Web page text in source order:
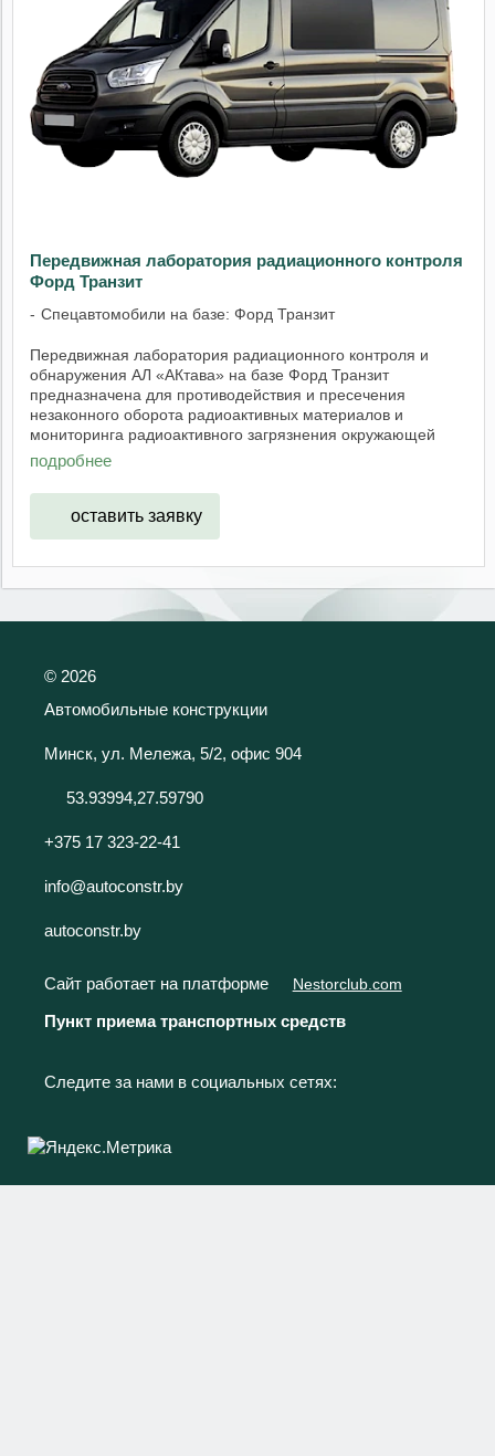
Передвижная лаборатория радиационного контроля
Форд Транзит
Спецавтомобили на базе: Форд Транзит
Передвижная лаборатория радиационного контроля и
обнаружения АЛ «АКтава» на базе Форд Транзит
предназначена для противодействия и пресечения
незаконного оборота радиоактивных материалов и
мониторинга радиоактивного загрязнения окружающей
среды, для ...
подробнее
оставить заявку
© 2026
Автомобильные конструкции
Минск, ул. Мележа, 5/2, офис 904
53.93994,27.59790
+375 17 323-22-41
info@autoconstr.by
autoconstr.by
Сайт работает на платформе Nestorclub.com
Пункт приема транспортных средств
Следите за нами в социальных сетях: